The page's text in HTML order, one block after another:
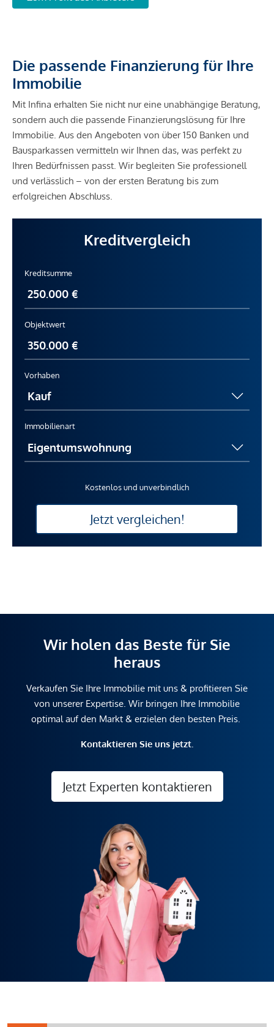
Nahversorgung
Sonstige
Geldautomat <500m
Bank <500m
Post <500m
Polizei <500m
Verkehr
Bus <500m
*Der Vertrag kommt nicht mit der INFINA Credit Broker
GmbH zustande. Das Objekt wird von einem externen
Vertragsabschluss resultierende Rechte sind ausschließlich
geltend zu machen. Wir weisen Sie darauf hin, dass die
unverbindliche Vorabinformationen sind und daher ohne
Gewähr erfolgen. Der Vermittler ist als Doppelmakler tätig.
Die passende Finanzierung für Ihre
Immobilie
Mit Infina erhalten Sie nicht nur eine unabhängige Beratung,
sondern auch die passende Finanzierungslösung für Ihre
Immobilie. Aus den Angeboten von über 150 Banken und
Bausparkassen vermitteln wir Ihnen das, was perfekt zu
Ihren Bedürfnissen passt. Wir begleiten Sie professionell
und verlässlich – von der ersten Beratung bis zum
erfolgreichen Abschluss.
Kreditvergleich
Kreditsumme
Objektwert
Vorhaben
Immobilienart
Kostenlos und unverbindlich
Jetzt vergleichen!
Wir holen das Beste für Sie
heraus
Verkaufen Sie Ihre Immobilie mit uns & profitieren Sie
von unserer Expertise. Wir bringen Ihre Immobilie
optimal auf den Markt & erzielen den besten Preis.
Kontaktieren Sie uns jetzt.
Jetzt Experten kontaktieren